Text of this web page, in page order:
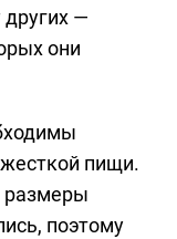
других —
они
пищи.
размеры
поэтому